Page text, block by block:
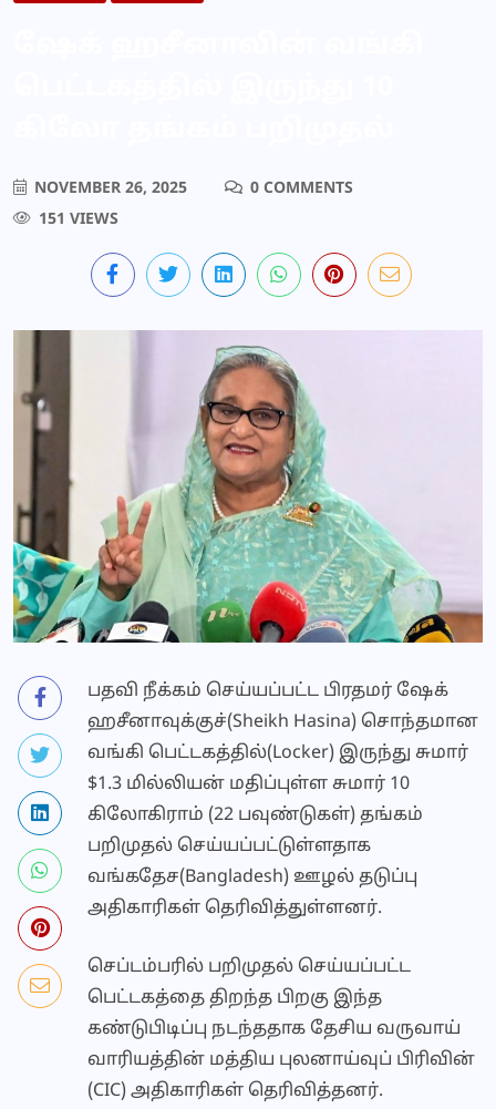
NOVEMBER 26, 2025
0 COMMENTS
151 VIEWS
பதவி நீக்கம் செய்யப்பட்ட பிரதமர் ஷேக்
ஹசீனாவுக்குச்(Sheikh Hasina) சொந்தமான
வங்கி பெட்டகத்தில்(Locker) இருந்து சுமார்
$1.3 மில்லியன் மதிப்புள்ள சுமார் 10
கிலோகிராம் (22 பவுண்டுகள்) தங்கம்
பறிமுதல் செய்யப்பட்டுள்ளதாக
வங்கதேச(Bangladesh) ஊழல் தடுப்பு
அதிகாரிகள் தெரிவித்துள்ளனர்.
செப்டம்பரில் பறிமுதல் செய்யப்பட்ட
பெட்டகத்தை திறந்த பிறகு இந்த
கண்டுபிடிப்பு நடந்ததாக தேசிய வருவாய்
வாரியத்தின் மத்திய புலனாய்வுப் பிரிவின்
(CIC) அதிகாரிகள் தெரிவித்தனர்.